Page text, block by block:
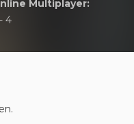
Multiplayer:
4